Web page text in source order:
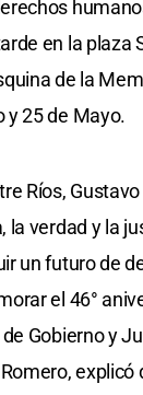
en la plaza
de la
y 25 de Mayo.
Ríos,
la verdad y la
un futuro de
el 46°
Gobierno y
explicó